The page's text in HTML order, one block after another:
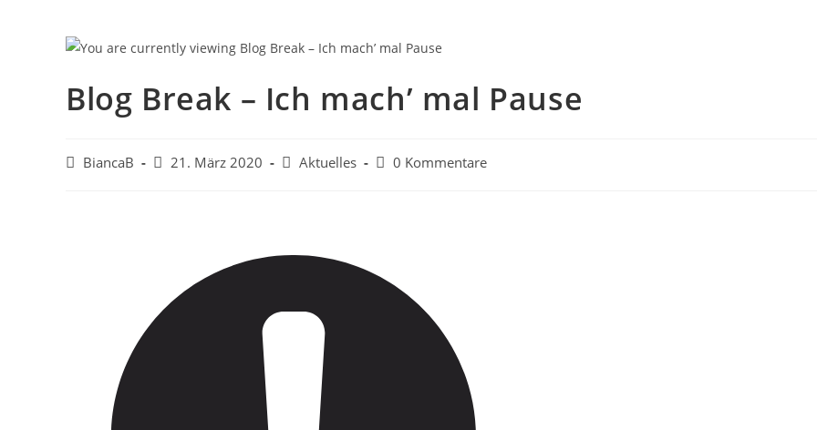
Blog Break – Ich mach’ mal Pause
Beitrags-
BiancaB
Beitrag
21. März 2020
Beitrags-
Aktuelles
Beitrags-
0 Kommentare